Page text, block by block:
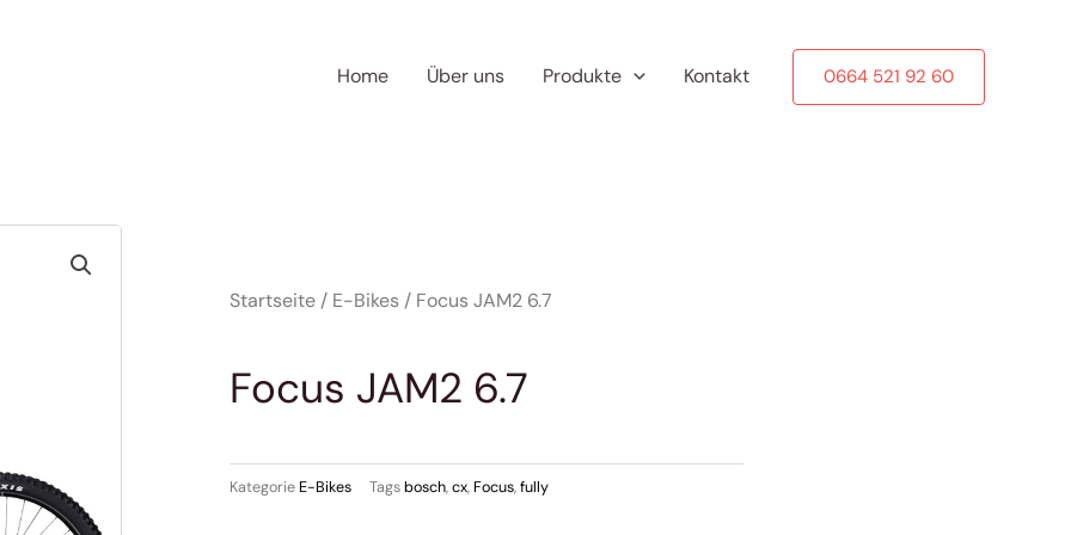
Home Über uns Produkte Kontakt 0664 521 92 60
Startseite / E-Bikes / Focus JAM2 6.7
Focus JAM2 6.7
Kategorie E-Bikes Tagsbosch,cx, Focus,fully